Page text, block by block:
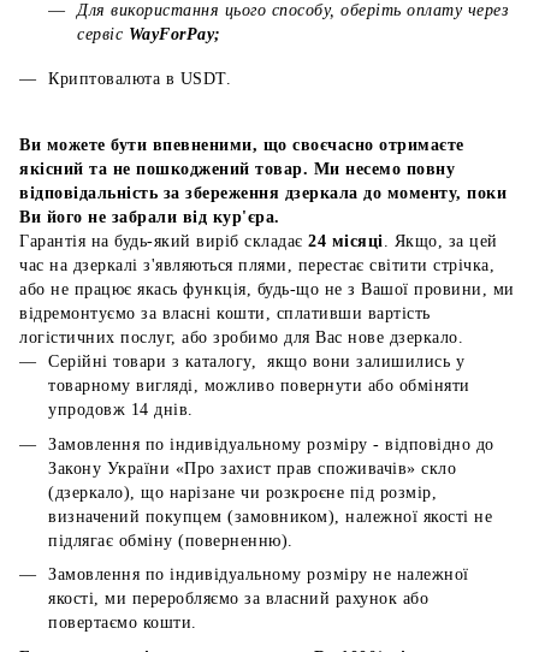
Для використання цього способу, оберіть оплату через
сервіс WayForPay;
Криптовалюта в USDT.
Ви можете бути впевненими, що своєчасно отримаєте
якісний та не пошкоджений товар. Ми несемо повну
відповідальність за збереження дзеркала до моменту, поки
Ви його не забрали від кур'єра.
Гарантія на будь-який виріб складає 24 місяці. Якщо, за цей
час на дзеркалі з'являються плями, перестає світити стрічка,
або не працює якась функція, будь-що не з Вашої провини, ми
відремонтуємо за власні кошти, сплативши вартість
логістичних послуг, або зробимо для Вас нове дзеркало.
Серійні товари з каталогу, якщо вони залишились у
товарному вигляді, можливо повернути або обміняти
упродовж 14 днів.
Замовлення по індивідуальному розміру - відповідно до
Закону України «Про захист прав споживачів» скло
(дзеркало), що нарізане чи розкроєне під розмір,
визначений покупцем (замовником), належної якості не
підлягає обміну (поверненню).
Замовлення по індивідуальному розміру не належної
якості, ми переробляємо за власний рахунок або
повертаємо кошти.